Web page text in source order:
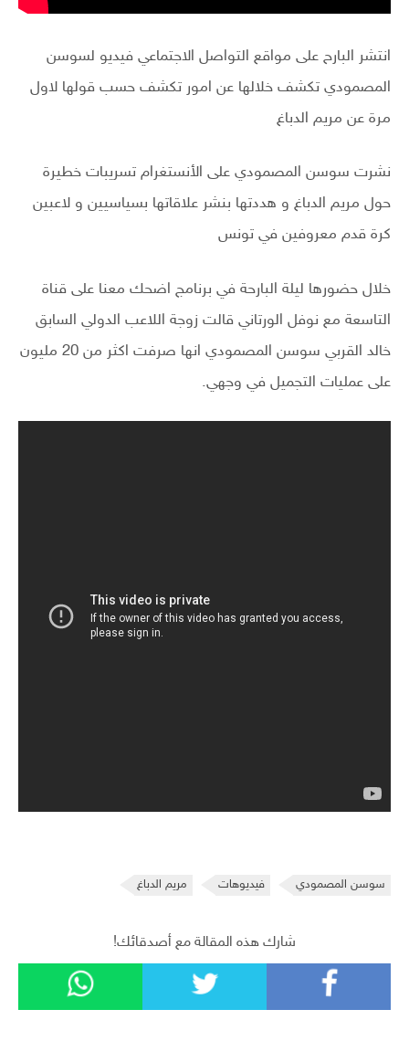
انتشر البارح على مواقع التواصل الاجتماعي فيديو لسوسن
المصمودي تكشف خلالها عن امور تكشف حسب قولها لاول
مرة عن مريم الدباغ
نشرت سوسن المصمودي على الأنستغرام تسريبات خطيرة
حول مريم الدباغ و هددتها بنشر علاقاتها بسياسيين و لاعبين
كرة قدم معروفين في تونس
خلال حضورها ليلة البارحة في برنامج اضحك معنا على قناة
التاسعة مع نوفل الورتاني قالت زوجة اللاعب الدولي السابق
خالد القربي سوسن المصمودي انها صرفت اكثر من 20 مليون
على عمليات التجميل في وجهي.
سوسن المصمودي فيديوهات مريم الدباغ
شارك هذه المقالة مع أصدقائك!